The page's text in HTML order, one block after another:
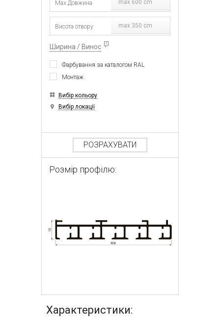
max 600 cm
max 350 cm
Ширина / Винос
Фарбування за каталогом RAL
Монтаж
Вибір кольору
Вибір локації
РОЗРАХУВАТИ
Розмір профілю:
Характеристики: